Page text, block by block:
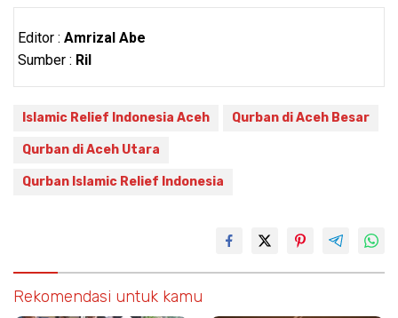
Editor : Amrizal Abe
Sumber : Ril
Islamic Relief Indonesia Aceh Qurban di Aceh Besar
Qurban di Aceh Utara
Qurban Islamic Relief Indonesia
Rekomendasi untuk kamu